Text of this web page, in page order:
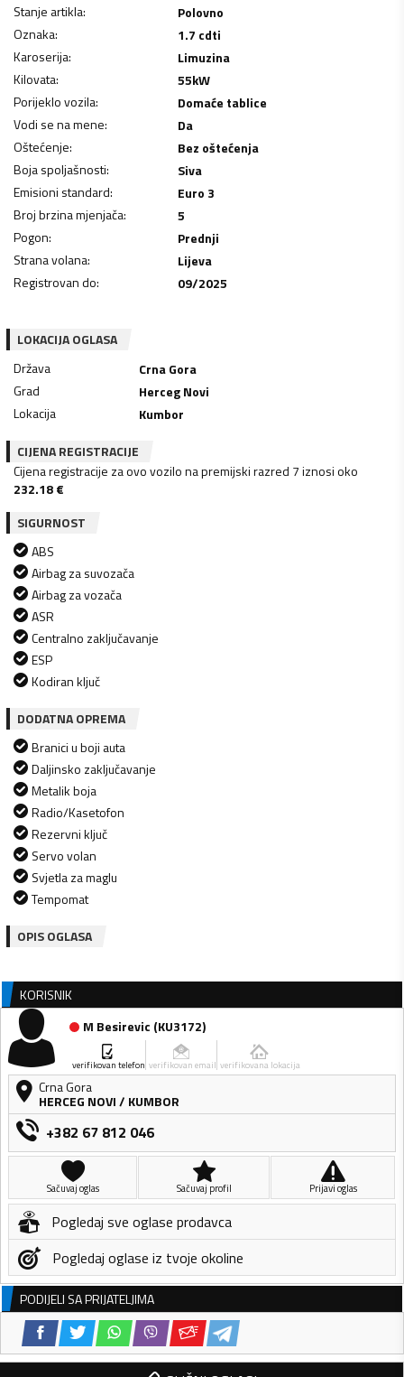
Stanje artikla:
Polovno
Oznaka:
1.7 cdti
Karoserija:
Limuzina
Kilovata: 55kW
Porijeklo vozila:
Domaće tablice
Vodi se na mene:
Da
Oštećenje:
Bez oštećenja
Boja spoljašnosti:
Siva
Emisioni standard:
Euro 3
Broj brzina mjenjača:
5
Pogon:
Prednji
Strana volana:
Lijeva
Registrovan do: 09/2025
LOKACIJA OGLASA
Država
Crna Gora
Grad
Herceg Novi
Lokacija
Kumbor
CIJENA REGISTRACIJE
Cijena registracije za ovo vozilo na premijski razred 7 iznosi oko
232.18€
SIGURNOST
ABS
Airbag za suvozača
Airbag za vozača
ASR
Centralno zaključavanje
ESP
Kodiran ključ
DODATNA OPREMA
Branici u boji auta
Daljinsko zaključavanje
Metalik boja
Radio/Kasetofon
Rezervni ključ
Servo volan
Svjetla za maglu
Tempomat
OPIS OGLASA
KORISNIK
M Besirevic (KU3172)
verifikovan telefon verifikovan email verifikovana lokacija
Crna Gora
HERCEG NOVI/ KUMBOR
+382 67 812 046
Sačuvaj oglas Sačuvaj profil Prijavi oglas
Pogledaj sve oglase prodavca
Pogledaj oglase iz tvoje okoline
PODIJELI SA PRIJATELJIMA